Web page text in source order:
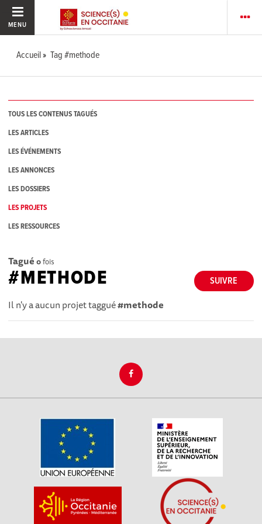
MENU
Accueil Tag #methode
TOUS LES CONTENUS TAGUÉS
LES ARTICLES
LES ÉVÉNEMENTS
LES ANNONCES
LES DOSSIERS
LES PROJETS
LES RESSOURCES
Tagué 0fois
SUIVRE
#METHODE
Il n'y a aucun projet taggué#methode